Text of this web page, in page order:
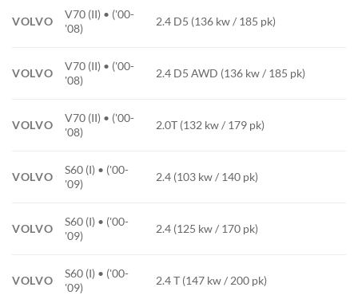
VOLVO
V70 (II) • ('00-
'08)
2.4 D5 (136 kw / 185 pk)
VOLVO
V70 (II) • ('00-
'08)
2.4 D5 AWD (136 kw / 185 pk)
VOLVO
V70 (II) • ('00-
'08)
2.0T (132 kw / 179 pk)
VOLVO
S60 (I) • ('00-
'09)
2.4 (103 kw / 140 pk)
VOLVO
S60 (I) • ('00-
'09)
2.4 (125 kw / 170 pk)
VOLVO
S60 (I) • ('00-
'09)
2.4 T (147 kw / 200 pk)